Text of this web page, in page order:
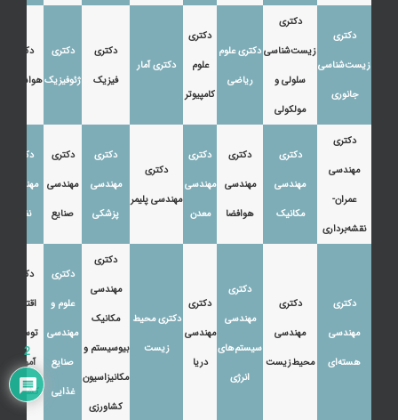
دکتری
زیست‌شناسی
جانوری
دکتری
زیست‌شناسی
سلولی و
مولکولی
دکتری علوم
ریاضی
دکتری
علوم
کامپیوتر
دکتری آمار
دکتری
فیزیک
دکتری
ژئوفیزیک
دکتری
هواشناسی
دکتری
مهندسی
عمران-
نقشه‌برداری
دکتری
مهندسی
مکانیک
دکتری
مهندسی
هوافضا
دکتری
مهندسی
معدن
دکتری
مهندسی پلیمر
دکتری
مهندسی
پزشکی
دکتری
مهندسی
صنایع
دکتری
مهندسی
نفت
دکتری
مهندسی
هسته‌ای
دکتری
مهندسی
محیط‌زیست
دکتری
مهندسی
سیستم‌های
انرژی
دکتری
مهندسی
دریا
دکتری محیط
زیست
دکتری
مهندسی
مکانیک
بیوسیستم و
مکانیزاسیون
کشاورزی
دکتری
علوم و
مهندسی
صنایع
غذایی
دکتری
اقتصاد،
توسعه و
آموزش
کشاورزی
2